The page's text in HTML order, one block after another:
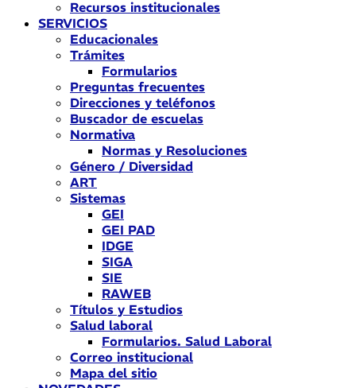
Recursos institucionales
SERVICIOS
Educacionales
Trámites
Formularios
Preguntas frecuentes
Direcciones y teléfonos
Buscador de escuelas
Normativa
Normas y Resoluciones
Género / Diversidad
ART
Sistemas
GEI
GEI PAD
IDGE
SIGA
SIE
RAWEB
Títulos y Estudios
Salud laboral
Formularios. Salud Laboral
Correo institucional
Mapa del sitio